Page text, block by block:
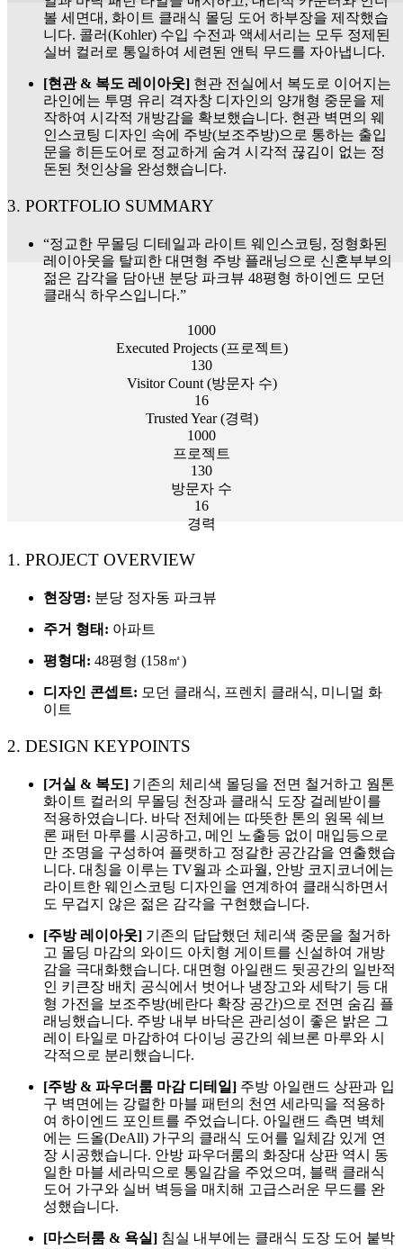
볼 세면대, 화이트 클래식 몰딩 도어 하부장을 제작했습
니다. 콜러(Kohler) 수입 수전과 액세서리는 모두 정제된
실버 컬러로 통일하여 세련된 앤틱 무드를 자아냅니다.
[현관 & 복도 레이아웃] 현관 전실에서 복도로 이어지는
라인에는 투명 유리 격자창 디자인의 양개형 중문을 제
작하여 시각적 개방감을 확보했습니다. 현관 벽면의 웨
인스코팅 디자인 속에 주방(보조주방)으로 통하는 출입
문을 히든도어로 정교하게 숨겨 시각적 끊김이 없는 정
돈된 첫인상을 완성했습니다.
3. PORTFOLIO SUMMARY
“정교한 무몰딩 디테일과 라이트 웨인스코팅, 정형화된
레이아웃을 탈피한 대면형 주방 플래닝으로 신혼부부의
젊은 감각을 담아낸 분당 파크뷰 48평형 하이엔드 모던
클래식 하우스입니다.”
1000
Executed Projects (프로젝트)
130
Visitor Count (방문자 수)
16
Trusted Year (경력)
1000
프로젝트
130
방문자 수
16
경력
1. PROJECT OVERVIEW
현장명: 분당 정자동 파크뷰
주거 형태: 아파트
평형대: 48평형 (158㎡)
디자인 콘셉트: 모던 클래식, 프렌치 클래식, 미니멀 화
이트
2. DESIGN KEYPOINTS
[거실 & 복도] 기존의 체리색 몰딩을 전면 철거하고 웜톤
화이트 컬러의 무몰딩 천장과 클래식 도장 걸레받이를
적용하였습니다. 바닥 전체에는 따뜻한 톤의 원목 쉐브
론 패턴 마루를 시공하고, 메인 노출등 없이 매입등으로
만 조명을 구성하여 플랫하고 정갈한 공간감을 연출했습
니다. 대칭을 이루는 TV월과 소파월, 안방 코지코너에는
라이트한 웨인스코팅 디자인을 연계하여 클래식하면서
도 무겁지 않은 젊은 감각을 구현했습니다.
[주방 레이아웃] 기존의 답답했던 체리색 중문을 철거하
고 몰딩 마감의 와이드 아치형 게이트를 신설하여 개방
감을 극대화했습니다. 대면형 아일랜드 뒷공간의 일반적
인 키큰장 배치 공식에서 벗어나 냉장고와 세탁기 등 대
형 가전을 보조주방(베란다 확장 공간)으로 전면 숨김 플
래닝했습니다. 주방 내부 바닥은 관리성이 좋은 밝은 그
레이 타일로 마감하여 다이닝 공간의 쉐브론 마루와 시
각적으로 분리했습니다.
[주방 & 파우더룸 마감 디테일] 주방 아일랜드 상판과 입
구 벽면에는 강렬한 마블 패턴의 천연 세라믹을 적용하
여 하이엔드 포인트를 주었습니다. 아일랜드 측면 벽체
에는 드올(DeAll) 가구의 클래식 도어를 일체감 있게 연
장 시공했습니다. 안방 파우더룸의 화장대 상판 역시 동
일한 마블 세라믹으로 통일감을 주었으며, 블랙 클래식
도어 가구와 실버 벽등을 매치해 고급스러운 무드를 완
성했습니다.
[마스터룸 & 욕실] 침실 내부에는 클래식 도장 도어 붙박